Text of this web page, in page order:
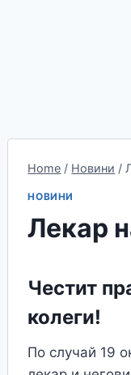
Home / Новини /
НОВИНИ
Лекар
Честит
колеги!
По случай 19